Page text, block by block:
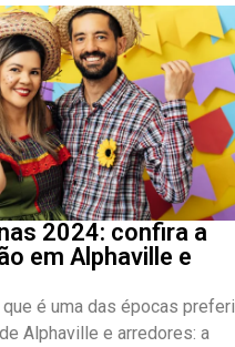
2024: confira a
em Alphaville e
que é uma das épocas
Alphaville e arredores: a